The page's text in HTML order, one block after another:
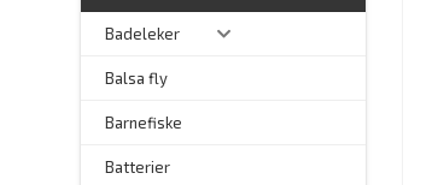
Badeleker
Balsa fly
Barnefiske
Batterier